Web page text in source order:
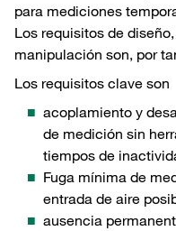
para mediciones
Los requisitos de
manipulación son, por
Los requisitos clave son
acoplamiento y
de medición sin
tiempos de
Fuga mínima de
entrada de aire
ausencia